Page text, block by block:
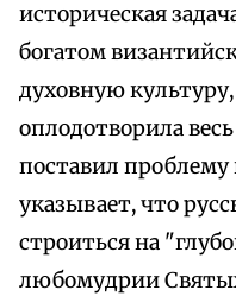
историческая
богатом
духовную
оплодотворила
поставил проблему
указывает, что
строиться на
любомудрии